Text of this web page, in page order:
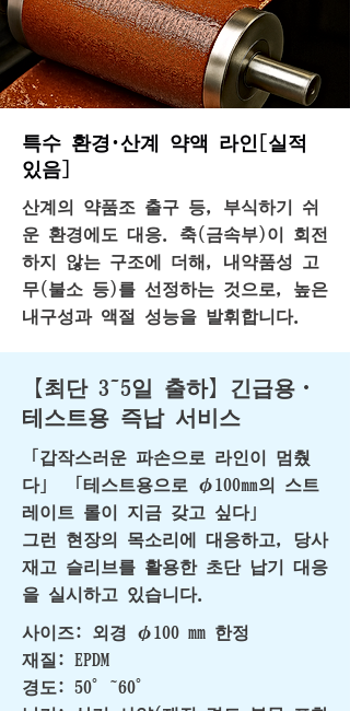
특수 환경·산계 약액 라인[실적
있음]
산계의 약품조 출구 등, 부식하기 쉬
운 환경에도 대응. 축(금속부)이 회전
하지 않는 구조에 더해, 내약품성 고
무(불소 등)를 선정하는 것으로, 높은
내구성과 액절 성능을 발휘합니다.
【최단 3~5일 출하】긴급용・
테스트용 즉납 서비스
「갑작스러운 파손으로 라인이 멈췄
다」 「테스트용으로 φ100㎜의 스트
레이트 롤이 지금 갖고 싶다」
그런 현장의 목소리에 대응하고, 당사
재고 슬리브를 활용한 초단 납기 대응
을 실시하고 있습니다.
사이즈: 외경 φ100 mm 한정
재질: EPDM
경도: 50°~60°